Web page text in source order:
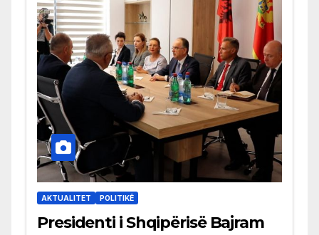
AKTUALITET POLITIKË
Presidenti i Shqipërisë Bajram